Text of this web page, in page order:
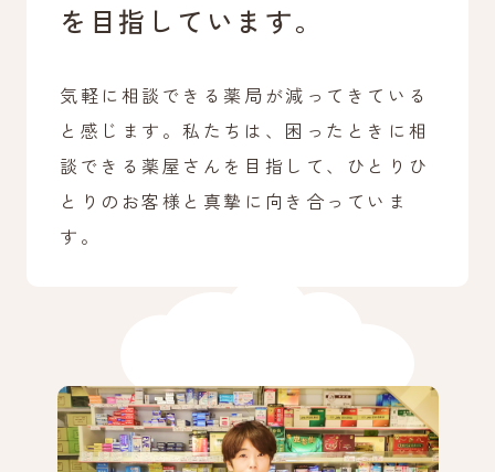
を目指しています。
気軽に相談できる薬局が減ってきている
と感じます。私たちは、困ったときに相
談できる薬屋さんを目指して、ひとりひ
とりのお客様と真摯に向き合っていま
す。